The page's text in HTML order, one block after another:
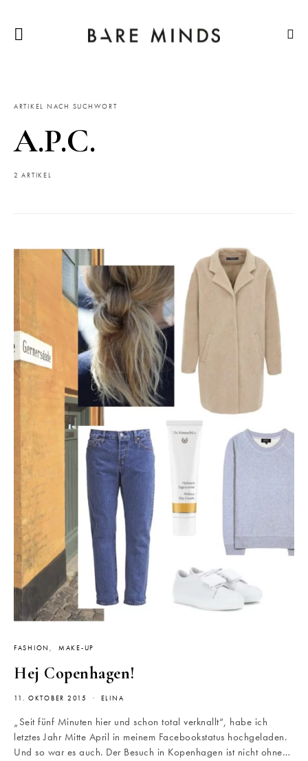
ARTIKEL NACH SUCHWORT
A.P.C.
2 ARTIKEL
FASHION MAKE-UP
Hej Copenhagen!
11. OKTOBER 2015 ELINA
„Seit fünf Minuten hier und schon total verknallt“, habe ich
letztes Jahr Mitte April in meinem Facebookstatus hochgeladen.
Und so war es auch. Der Besuch in Kopenhagen ist nicht ohne…